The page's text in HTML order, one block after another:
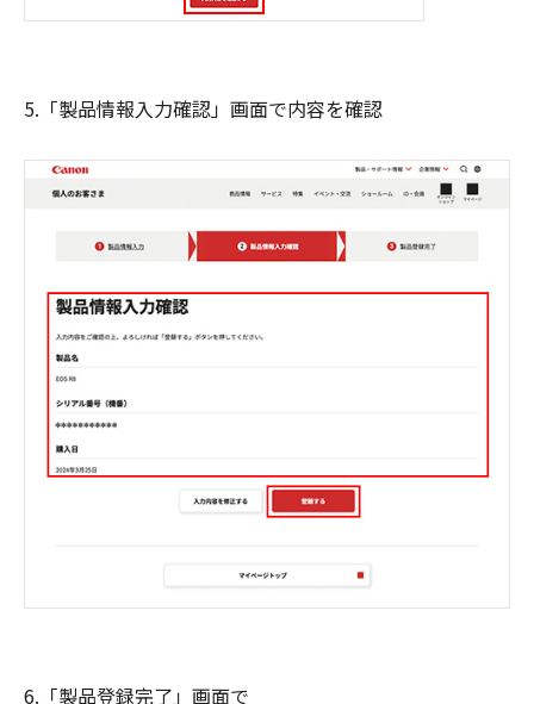
5.「製品情報入力確認」画面で内容を確認
6.「製品登録完了」画面で